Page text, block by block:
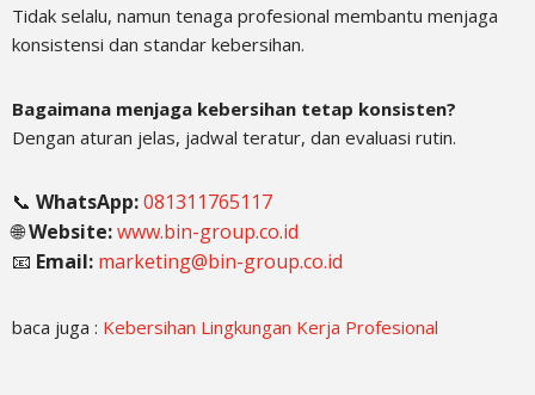
Tidak selalu, namun tenaga profesional membantu menjaga
konsistensi dan standar kebersihan.
Bagaimana menjaga kebersihan tetap konsisten?
Dengan aturan jelas, jadwal teratur, dan evaluasi rutin.
📞 WhatsApp:081311765117
🌐Website:www.bin-group.co.id
📧 Email: marketing@bin-group.co.id
baca juga : Kebersihan Lingkungan Kerja Profesional